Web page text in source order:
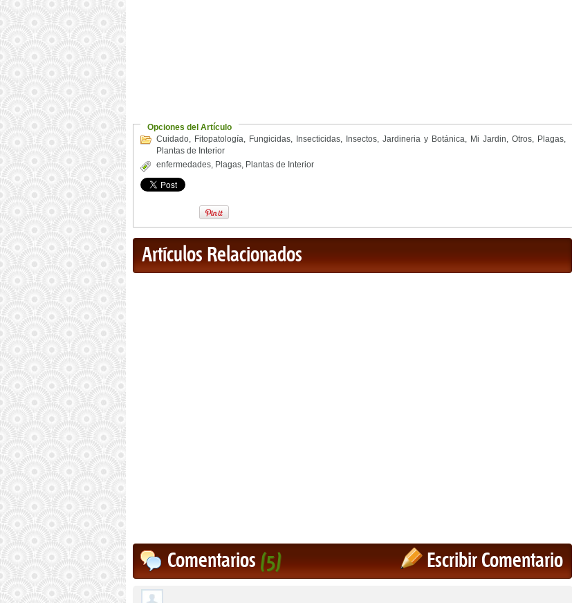
Opciones del Artículo
Cuidado, Fitopatología, Fungicidas, Insecticidas, Insectos, Jardineria y Botánica, Mi Jardin, Otros, Plagas,
Plantas de Interior
enfermedades, Plagas, Plantas de Interior
Artículos Relacionados
Escribir Comentario
Comentarios(5)